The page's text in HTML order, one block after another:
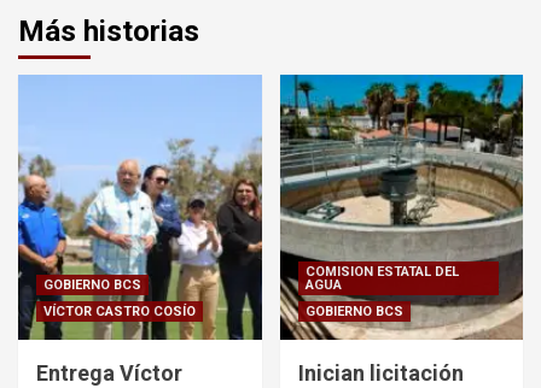
Más historias
GOBIERNO BCS
VÍCTOR CASTRO COSÍO
Entrega Víctor
COMISION ESTATAL DEL
AGUA
GOBIERNO BCS
Inician licitación